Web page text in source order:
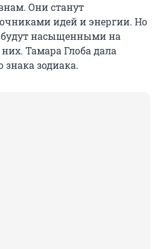
Они станут
идей и энергии. Но
насыщенными на
Тамара Глоба дала
знака зодиака.